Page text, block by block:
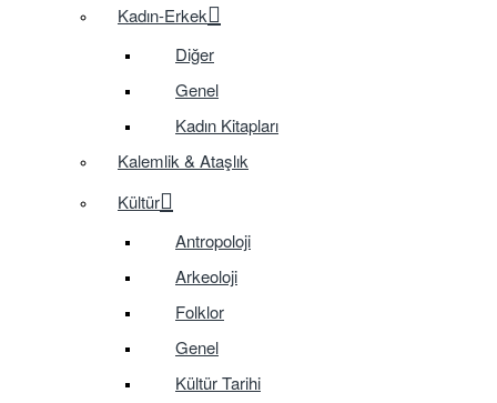
Kadın-Erkek
Diğer
Genel
Kadın Kitapları
Kalemlik & Ataşlık
Kültür
Antropoloji
Arkeoloji
Folklor
Genel
Kültür Tarihi